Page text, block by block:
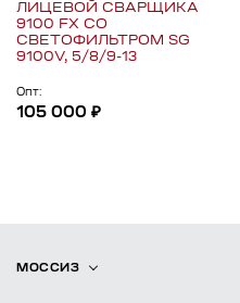
ЛИЦЕВОЙ СВАРЩИКА
9100 FX СО
СВЕТОФИЛЬТРОМ SG
9100V, 5/8/9-13
Опт:
105 000 ₽
МОССИЗ